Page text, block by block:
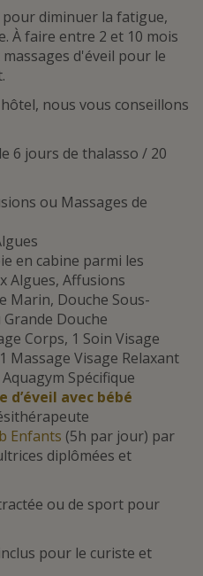
pour diminuer la fatigue,
À faire entre 2 et 10 mois
massages d'éveil pour le
nous vous conseillons
6 jours de thalasso / 20
ou Massages de
en cabine parmi les
Algues, Affusions
Marin, Douche Sous-
Douche
Corps, 1 Soin Visage
Massage Visage Relaxant
Spécifique
d’éveil avec bébé
Enfants (5h par jour) par
diplômées et
ou de sport pour
pour le curiste et